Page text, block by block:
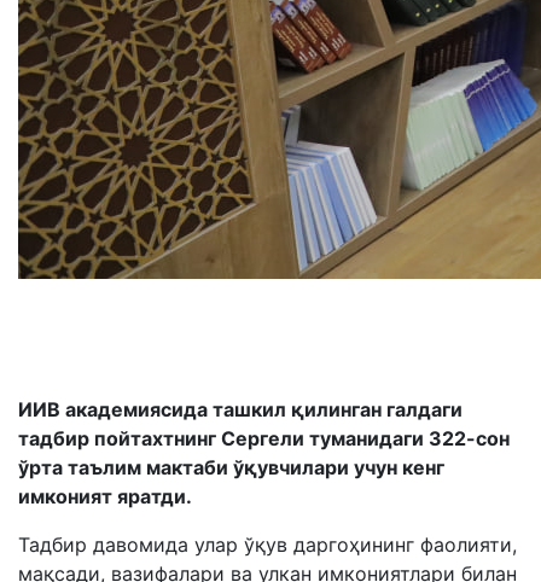
ИИВ академиясида ташкил қилинган галдаги
тадбир пойтахтнинг Сергели туманидаги 322-сон
ўрта таълим мактаби ўқувчилари учун кенг
имконият яратди.
Тадбир давомида улар ўқув даргоҳининг фаолияти,
мақсади, вазифалари ва улкан имкониятлари билан